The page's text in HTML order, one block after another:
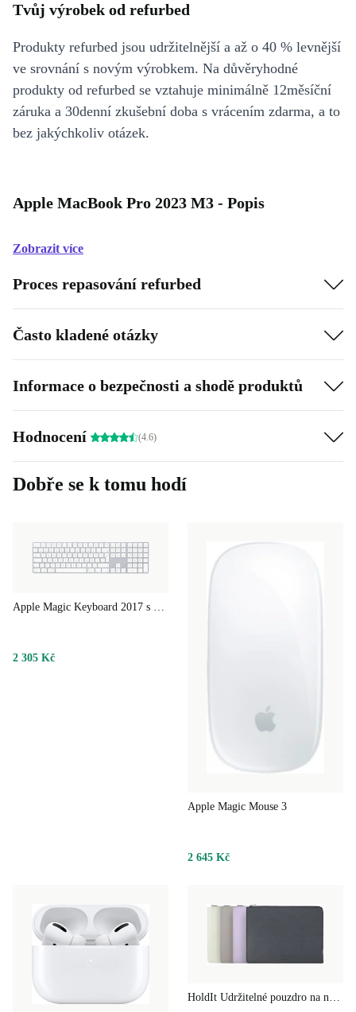
Tvůj výrobek od refurbed
Produkty refurbed jsou udržitelnější a až o 40 % levnější
ve srovnání s novým výrobkem. Na důvěryhodné
produkty od refurbed se vztahuje minimálně 12měsíční
záruka a 30denní zkušební doba s vrácením zdarma, a to
bez jakýchkoliv otázek.
Apple MacBook Pro 2023 M3 - Popis
Zobrazit více
Proces repasování refurbed
Často kladené otázky
Informace o bezpečnosti a shodě produktů
Hodnocení (4.6)
Dobře se k tomu hodí
Apple Magic Keyboard 2017 s numerickou klávesnicí
2 305 Kč
Apple Magic Mouse 3
2 645 Kč